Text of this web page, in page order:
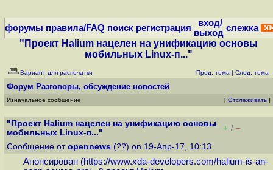
форумы правила/FAQ поиск регистрация
вход/
выход слежка
"Проект Halium нацелен на унификацию основы
мобильных Linux-п..."
Вариант для распечатки Пред. тема | След. тема
Форум Разговоры, обсуждение новостей
Изначальное сообщение [ Отслеживать ]
"Проект Halium нацелен на унификацию основы
мобильных Linux-п..."
+ / –
Сообщение от opennews (??) on 19-Апр-17, 10:13
Анонсирован (https://www.xda-developers.com/halium-is-an-